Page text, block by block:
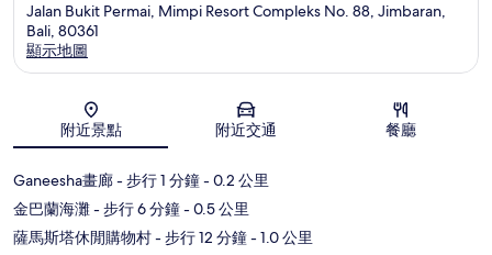
Jalan Bukit Permai, Mimpi Resort Compleks No. 88, Jimbaran,
Bali, 80361
顯示地圖
附近景點 附近交通 餐廳
Ganeesha畫廊- 步行 1 分鐘- 0.2 公里
金巴蘭海灘- 步行 6 分鐘- 0.5 公里
薩馬斯塔休閒購物村- 步行 12 分鐘- 1.0 公里